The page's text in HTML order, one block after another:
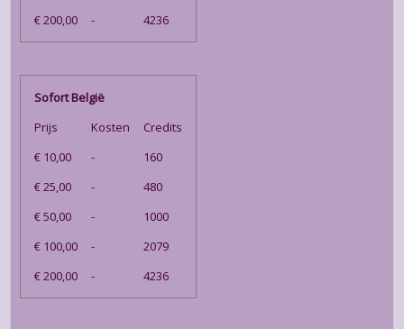
€ 200,00
- 4236
Sofort België
Prijs
Kosten
Credits
€ 10,00
-
160
€ 25,00
-
480
€ 50,00
-
1000
€ 100,00
-
2079
€ 200,00
- 4236